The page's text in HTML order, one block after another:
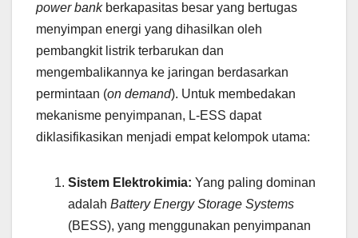
power bankberkapasitas besar yang bertugas
menyimpan energi yang dihasilkan oleh
pembangkit listrik terbarukan dan
mengembalikannya ke jaringan berdasarkan
permintaan (on demand). Untuk membedakan
mekanisme penyimpanan, L-ESS dapat
diklasifikasikan menjadi empat kelompok utama:
Sistem Elektrokimia: Yang paling dominan
adalah Battery Energy Storage Systems
(BESS), yang menggunakan penyimpanan